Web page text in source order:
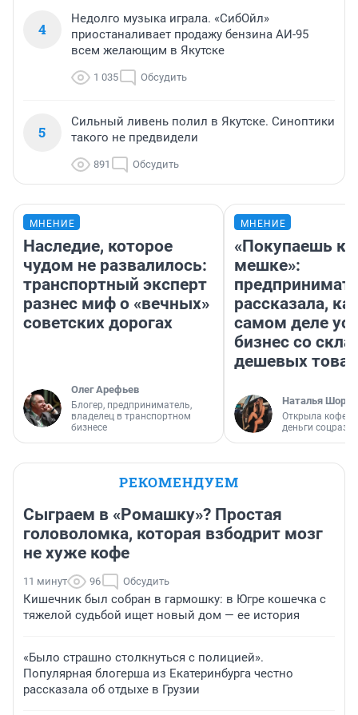
4
Недолго музыка играла. «СибОйл»
приостаналивает продажу бензина АИ-95
всем желающим в Якутске
1 035 Обсудить
5
Сильный ливень полил в Якутске. Синоптики
такого не предвидели
891 Обсудить
МНЕНИЕ
Наследие, которое
чудом не развалилось:
транспортный эксперт
разнес миф о «вечных»
советских дорогах
Олег Арефьев
Блогер, предприниматель,
владелец в транспортном
бизнесе
МНЕНИЕ
«Покупаешь
мешке»:
рассказала,
самом деле
бизнес со
дешевых
Наталья
Открыла
деньги
РЕКОМЕНДУЕМ
Сыграем в «Ромашку»? Простая
головоломка, которая взбодрит мозг
не хуже кофе
11 минут 96 Обсудить
Кишечник был собран в гармошку: в Югре кошечка с
тяжелой судьбой ищет новый дом — ее история
«Было страшно столкнуться с полицией».
Популярная блогерша из Екатеринбурга честно
рассказала об отдыхе в Грузии